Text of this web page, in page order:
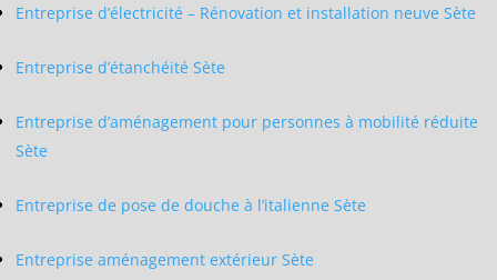
Entreprise d’électricité – Rénovation et installation neuve Sète
Entreprise d’étanchéité Sète
Entreprise d’aménagement pour personnes à mobilité réduite
Sète
Entreprise de pose de douche à l’italienne Sète
Entreprise aménagement extérieur Sète